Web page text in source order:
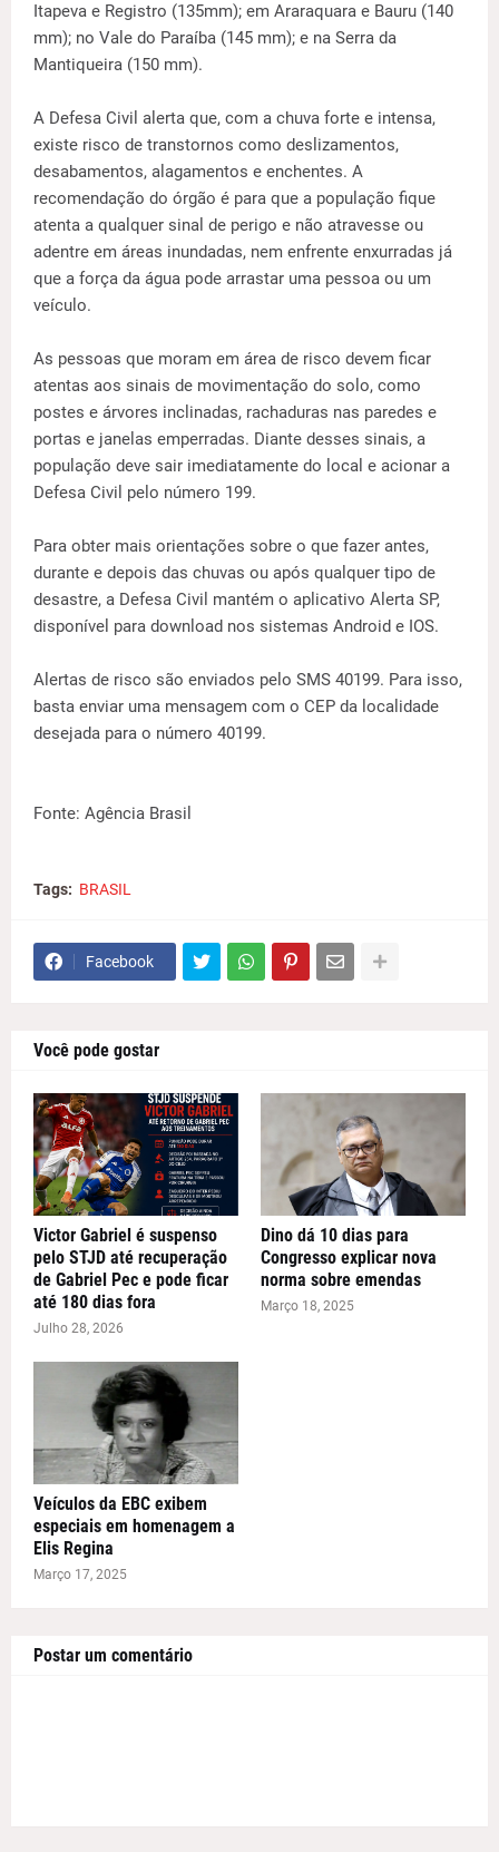
Itapeva e Registro (135mm); em Araraquara e Bauru (140
mm); no Vale do Paraíba (145 mm); e na Serra da
Mantiqueira (150 mm).
A Defesa Civil alerta que, com a chuva forte e intensa,
existe risco de transtornos como deslizamentos,
desabamentos, alagamentos e enchentes. A
recomendação do órgão é para que a população fique
atenta a qualquer sinal de perigo e não atravesse ou
adentre em áreas inundadas, nem enfrente enxurradas já
que a força da água pode arrastar uma pessoa ou um
veículo.
As pessoas que moram em área de risco devem ficar
atentas aos sinais de movimentação do solo, como
postes e árvores inclinadas, rachaduras nas paredes e
portas e janelas emperradas. Diante desses sinais, a
população deve sair imediatamente do local e acionar a
Defesa Civil pelo número 199.
Para obter mais orientações sobre o que fazer antes,
durante e depois das chuvas ou após qualquer tipo de
desastre, a Defesa Civil mantém o aplicativo Alerta SP,
disponível para download nos sistemas Android e IOS.
Alertas de risco são enviados pelo SMS 40199. Para isso,
basta enviar uma mensagem com o CEP da localidade
desejada para o número 40199.
Fonte: Agência Brasil
Tags: BRASIL
Facebook
Você pode gostar
Victor Gabriel é suspenso
pelo STJD até recuperação
de Gabriel Pec e pode ficar
até 180 dias fora
Julho 28, 2026
Dino dá 10 dias para
Congresso explicar nova
norma sobre emendas
Março 18, 2025
Veículos da EBC exibem
especiais em homenagem a
Elis Regina
Março 17, 2025
Postar um comentário